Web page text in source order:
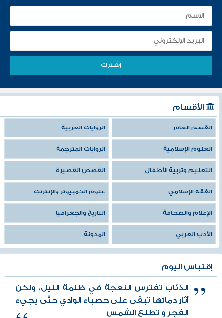
الأقسام
القسم العام الروايات العربية
العلوم الإسلامية الروايات المترجمة
التعليم وتربية الأطفال القصص القصيرة
الفقه الإسلامي علوم الكمبيوتر والإنترنت
الإعلام والصحافة التاريخ والجغرافيا
الأدب العربي المدونة
إقتباس اليوم
الذئاب تفترس النعجة في ظلمة الليل، ولكن
آثار دمائها تبقى على حصباء الوادي حتَّى يجيء
الفجر و تطلع الشمس